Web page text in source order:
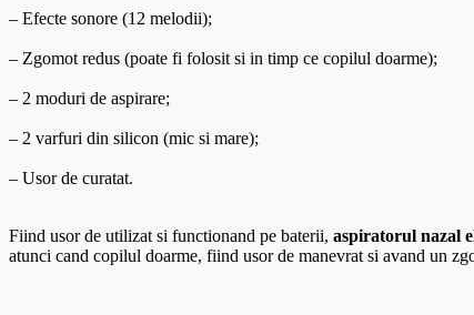
– Efecte sonore (12 melodii);
– Zgomot redus (poate fi folosit si in timp ce copilul doarme);
– 2 moduri de aspirare;
– 2 varfuri din silicon (mic si mare);
– Usor de curatat.
Fiind usor de utilizat si functionand pe baterii, aspiratorul nazal
atunci cand copilul doarme, fiind usor de manevrat si avand un